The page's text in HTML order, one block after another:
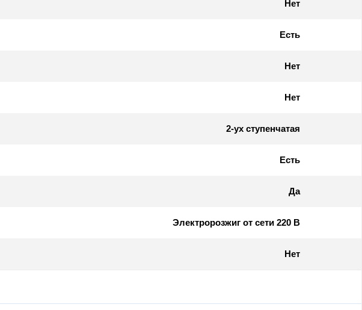
Нет
Есть
Нет
Нет
2-ух ступенчатая
Есть
Да
Электророзжиг от сети 220 В
Нет